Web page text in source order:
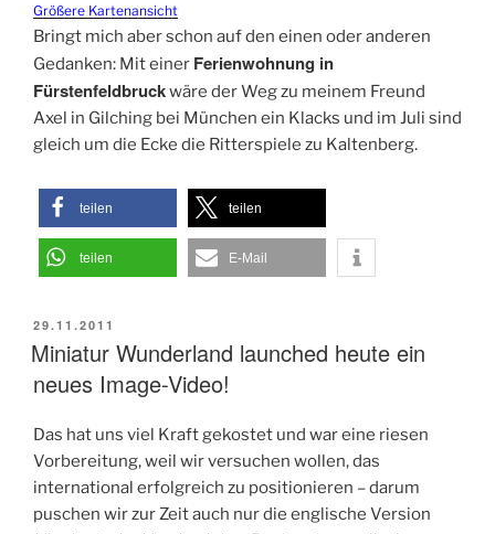
Größere Kartenansicht
Bringt mich aber schon auf den einen oder anderen
Gedanken: Mit einer Ferienwohnung in
Fürstenfeldbruckwäre der Weg zu meinem Freund
Axel in Gilching bei München ein Klacks und im Juli sind
gleich um die Ecke die Ritterspiele zu Kaltenberg.
teilen teilen
teilen E-Mail
VERÖFFENTLICHT
AM
29.11.2011
Miniatur Wunderland launched heute ein
neues Image-Video!
Das hat uns viel Kraft gekostet und war eine riesen
Vorbereitung, weil wir versuchen wollen, das
international erfolgreich zu positionieren – darum
puschen wir zur Zeit auch nur die englische Version